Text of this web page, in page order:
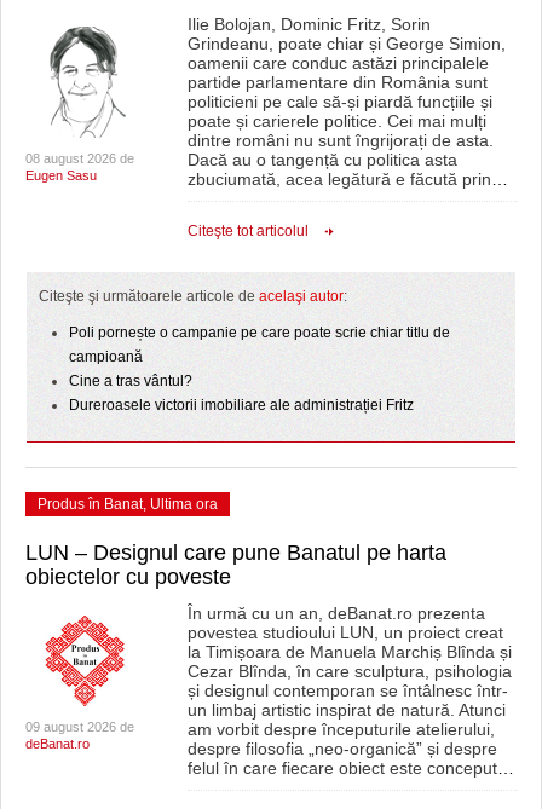
08 august 2026 de
Eugen Sasu
Ilie Bolojan, Dominic Fritz, Sorin
Grindeanu, poate chiar și George Simion,
oamenii care conduc astăzi principalele
partide parlamentare din România sunt
politicieni pe cale să-și piardă funcțiile și
poate și carierele politice. Cei mai mulți
dintre români nu sunt îngrijorați de asta.
Dacă au o tangență cu politica asta
zbuciumată, acea legătură e făcută prin
Citeşte tot articolul
Citeşte şi următoarele articole de acelaşi autor:
Poli pornește o campanie pe care poate scrie chiar titlu de
campioană
Cine a tras vântul?
Dureroasele victorii imobiliare ale administrației Fritz
Produs în Banat, Ultima ora
LUN – Designul care pune Banatul pe harta
obiectelor cu poveste
09 august 2026 de
deBanat.ro
În urmă cu un an, deBanat.ro prezenta
povestea studioului LUN, un proiect creat
la Timișoara de Manuela Marchiș Blînda și
Cezar Blînda, în care sculptura, psihologia
și designul contemporan se întâlnesc într-
un limbaj artistic inspirat de natură. Atunci
am vorbit despre începuturile atelierului,
despre filosofia „neo-organică” și despre
felul în care fiecare obiect este conceput…